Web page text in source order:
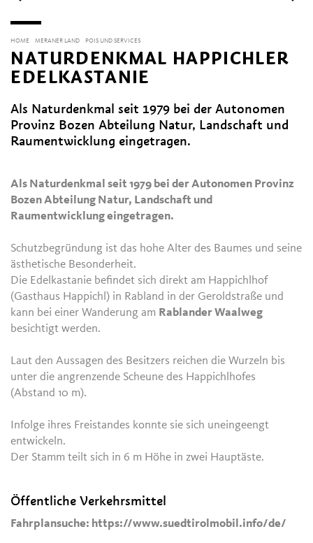
HOME MERANER LAND POIS UND SERVICES
NATURDENKMAL HAPPICHLER
EDELKASTANIE
Als Naturdenkmal seit 1979 bei der Autonomen
Provinz Bozen Abteilung Natur, Landschaft und
Raumentwicklung eingetragen.
Als Naturdenkmal seit 1979 bei der Autonomen Provinz
Bozen Abteilung Natur, Landschaft und
Raumentwicklung eingetragen.
Schutzbegründung ist das hohe Alter des Baumes und seine
ästhetische Besonderheit.
Die Edelkastanie befindet sich direkt am Happichlhof
(Gasthaus Happichl) in Rabland in der Geroldstraße und
kann bei einer Wanderung am Rablander Waalweg
besichtigt werden.
Laut den Aussagen des Besitzers reichen die Wurzeln bis
unter die angrenzende Scheune des Happichlhofes
(Abstand 10 m).
Infolge ihres Freistandes konnte sie sich uneingeengt
entwickeln.
Der Stamm teilt sich in 6 m Höhe in zwei Hauptäste.
Öffentliche Verkehrsmittel
Fahrplansuche: https://www.suedtirolmobil.info/de/